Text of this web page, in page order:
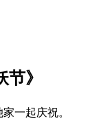
》
一起庆祝。